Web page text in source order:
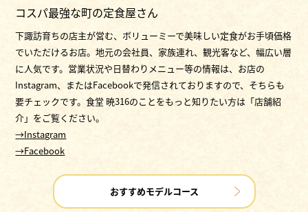
コスパ最強な町の定食屋さん
下諏訪育ちの店主が営む、ボリューミーで美味しい定食がお手頃価格
でいただけるお店。地元の会社員、家族連れ、観光客など、幅広い層
に人気です。営業状況や日替わりメニュー等の情報は、お店の
Instagram、またはFacebookで発信されておりますので、そちらも
要チェックです。食堂 暁316のことをもっと知りたい方は「店舗紹
介」をご覧ください。
→Instagram
→Facebook
おすすめモデルコース